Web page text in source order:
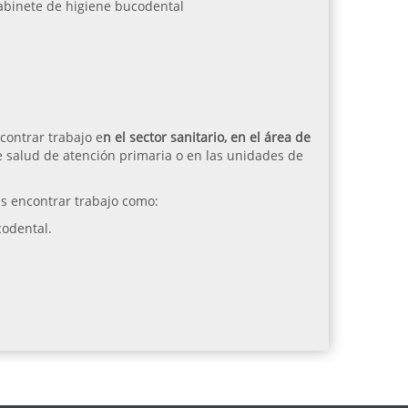
de higiene bucodental
trabajo en el sector sanitario, en el área de
de atención primaria o en las unidades de
encontrar trabajo como: